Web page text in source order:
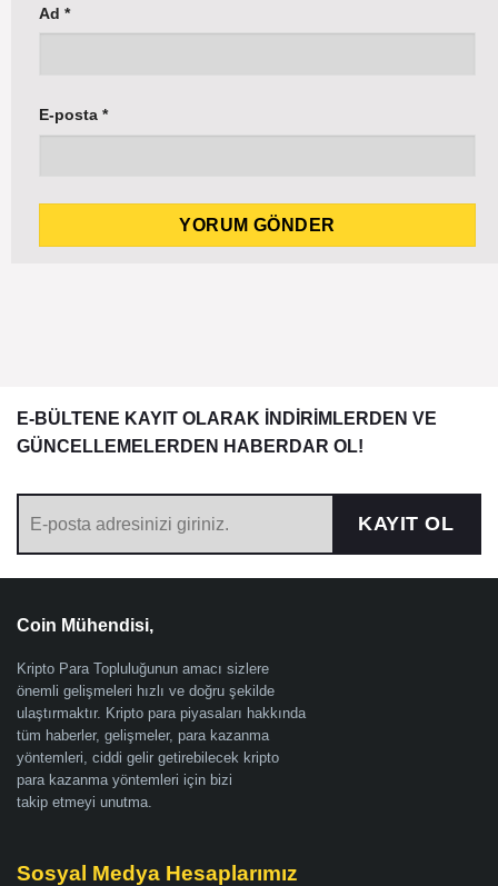
Ad *
E-posta *
E-BÜLTENE KAYIT OLARAK İNDİRİMLERDEN VE
GÜNCELLEMELERDEN HABERDAR OL!
KAYIT OL
Coin Mühendisi,
Kripto Para Topluluğunun amacı sizlere
önemli gelişmeleri hızlı ve doğru şekilde
ulaştırmaktır. Kripto para piyasaları hakkında
tüm haberler, gelişmeler, para kazanma
yöntemleri, ciddi gelir getirebilecek kripto
para kazanma yöntemleri için bizi
takip etmeyi unutma.
Sosyal Medya Hesaplarımız